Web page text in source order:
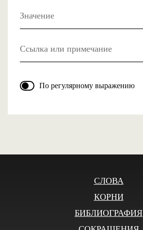
Значение
Ссылка или примечание
По регулярному выражению
СЛОВА
КОРНИ
БИБЛИОГРАФИЯ